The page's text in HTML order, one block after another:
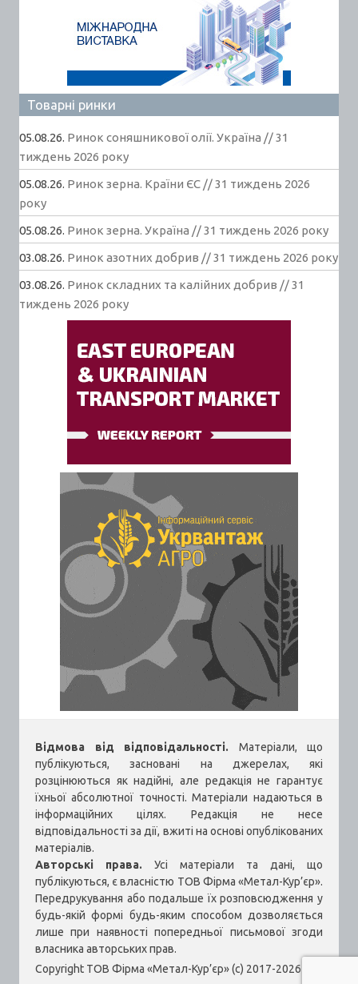
Товарні ринки
05.08.26. Ринок соняшникової олії. Україна // 31
тиждень 2026 року
05.08.26. Ринок зерна. Країни ЄС // 31 тиждень 2026
року
05.08.26. Ринок зерна. Україна // 31 тиждень 2026 року
03.08.26. Ринок азотних добрив // 31 тиждень 2026 року
03.08.26. Ринок складних та калійних добрив // 31
тиждень 2026 року
Відмова від відповідальності. Матеріали, що
публікуються, засновані на джерелах, які
розцінюються як надійні, але редакція не гарантує
їхньої абсолютної точності. Матеріали надаються в
інформаційних цілях. Редакція не несе
відповідальності за дії, вжиті на основі опублікованих
матеріалів.
Авторські права. Усі матеріали та дані, що
публікуються, є власністю ТОВ Фірма «Метал-Кур’єр».
Передрукування або подальше їх розповсюдження у
будь-якій формі будь-яким способом дозволяється
лише при наявності попередньої письмової згоди
власника авторських прав.
Copyright ТОВ Фірма «Метал-Кур’єр» (c) 2017-2026